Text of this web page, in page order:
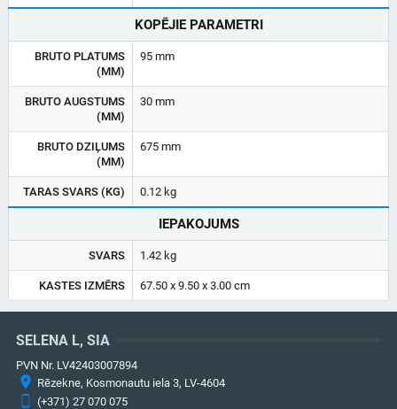
KOPĒJIE PARAMETRI
BRUTO PLATUMS
(MM)
95 mm
BRUTO AUGSTUMS
(MM)
30 mm
BRUTO DZIĻUMS
(MM)
675 mm
TARAS SVARS (KG) 0.12 kg
IEPAKOJUMS
SVARS 1.42 kg
KASTES IZMĒRS 67.50 x 9.50 x 3.00 cm
SELENA L, SIA
PVN Nr. LV42403007894
Rēzekne, Kosmonautu iela 3, LV-4604
(+371) 27 070 075